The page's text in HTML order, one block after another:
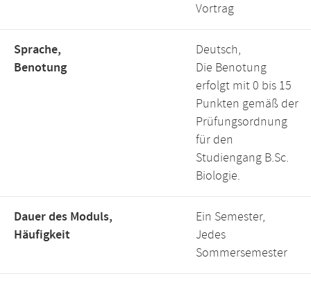
Vortrag
Sprache,
Benotung
Deutsch,
Die Benotung
erfolgt mit 0 bis 15
Punkten gemäß der
Prüfungsordnung
für den
Studiengang B.Sc.
Biologie.
Dauer des Moduls,
Häufigkeit
Ein Semester,
Jedes
Sommersemester